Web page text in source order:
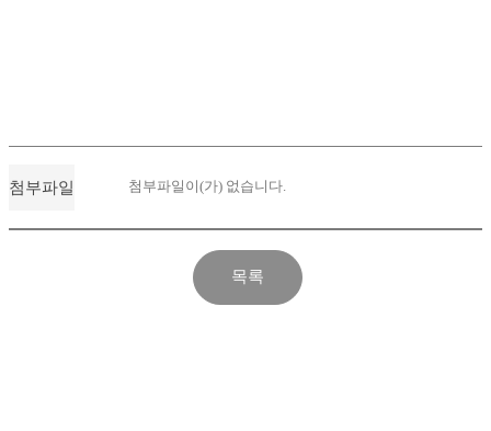
첨부파일 첨부파일이(가) 없습니다.